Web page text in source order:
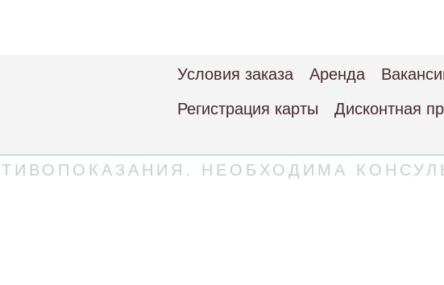
Условия заказа Аренда
Регистрация карты
Дисконтная
НЕОБХОДИМА